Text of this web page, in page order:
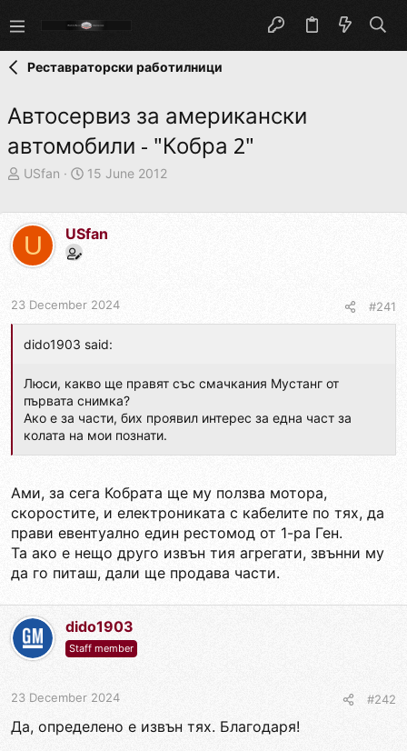
Реставраторски работилници
Автосервиз за американски
автомобили - "Кобра 2"
T
e
a
d
a
r
t
r
USfan
S
r
t
e
15 June 2012
U USfan
23 December 2024 #241
dido1903 said:
Люси, какво ще правят със смачкания Мустанг от
първата снимка?
Ако е за части, бих проявил интерес за една част за
колата на мои познати.
Ами, за сега Кобрата ще му ползва мотора,
скоростите, и електрониката с кабелите по тях, да
прави евентуално един рестомод от 1-ра Ген.
Та ако е нещо друго извън тия агрегати, звънни му
да го питаш, дали ще продава части.
dido1903
Staff member
23 December 2024 #242
Да, определено е извън тях. Благодаря!